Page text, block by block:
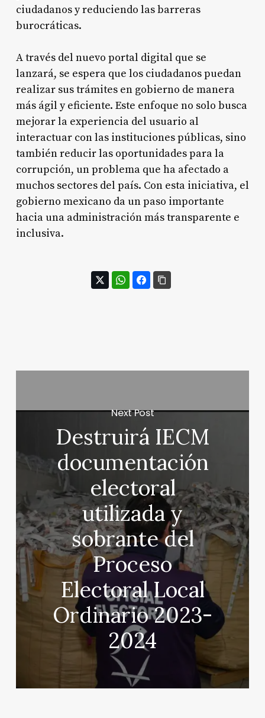
ciudadanos y reduciendo las barreras
burocráticas.
A través del nuevo portal digital que se
lanzará, se espera que los ciudadanos puedan
realizar sus trámites en gobierno de manera
más ágil y eficiente. Este enfoque no solo busca
mejorar la experiencia del usuario al
interactuar con las instituciones públicas, sino
también reducir las oportunidades para la
corrupción, un problema que ha afectado a
muchos sectores del país. Con esta iniciativa, el
gobierno mexicano da un paso importante
hacia una administración más transparente e
inclusiva.
Next Post
Destruirá IECM
documentación
electoral
utilizada y
sobrante del
Proceso
Electoral Local
Ordinario 2023-
2024